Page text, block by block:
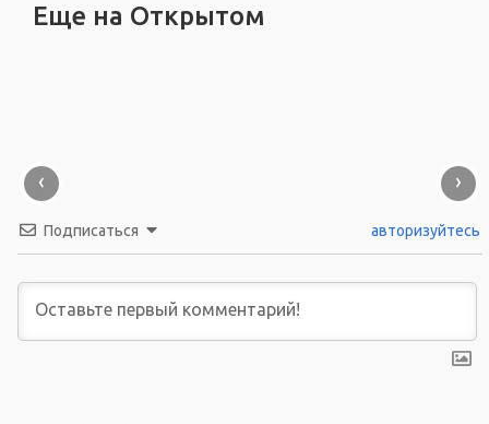
Еще на Открытом
‹ ›
Подписаться авторизуйтесь